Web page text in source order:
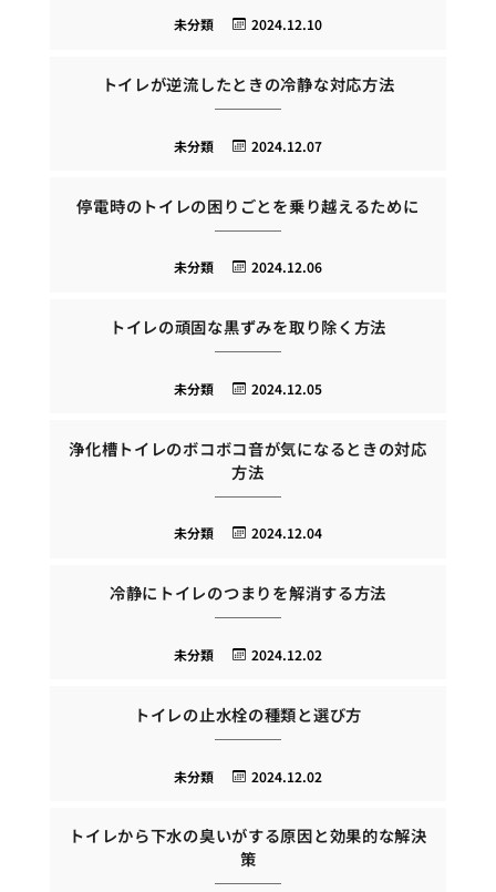
2024.12.10
未分類
トイレが逆流したときの冷静な対応方法
2024.12.07
未分類
停電時のトイレの困りごとを乗り越えるために
2024.12.06
未分類
トイレの頑固な黒ずみを取り除く方法
2024.12.05
未分類
浄化槽トイレのボコボコ音が気になるときの対応
方法
2024.12.04
未分類
冷静にトイレのつまりを解消する方法
2024.12.02
未分類
トイレの止水栓の種類と選び方
2024.12.02
未分類
トイレから下水の臭いがする原因と効果的な解決
策